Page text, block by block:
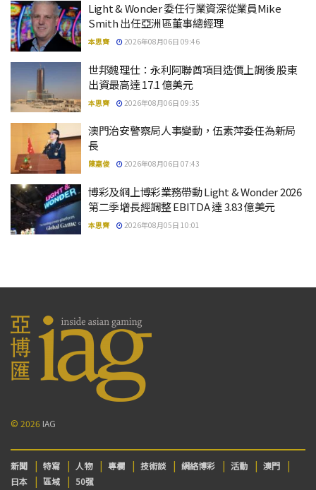
Light & Wonder 委任行業資深從業員Mike
Smith 出任亞洲區董事總經理
本思齊 2026年08月06日 09:46
世邦魏理仕：永利阿聯酋項目造價上調後 股東
出資最高達 17.1 億美元
本思齊 2026年08月06日 09:35
澳門治安警察局人事變動，伍素萍委任為新局
長
陳嘉俊 2026年08月06日 07:43
博彩及網上博彩業務帶動 Light & Wonder 2026
第二季增長經調整 EBITDA 達 3.83 億美元
本思齊 2026年08月05日 10:01
© 2026 IAG
新聞 特寫 人物 專欄 技術談 網絡博彩 活動
澳門
日本
區域 50强